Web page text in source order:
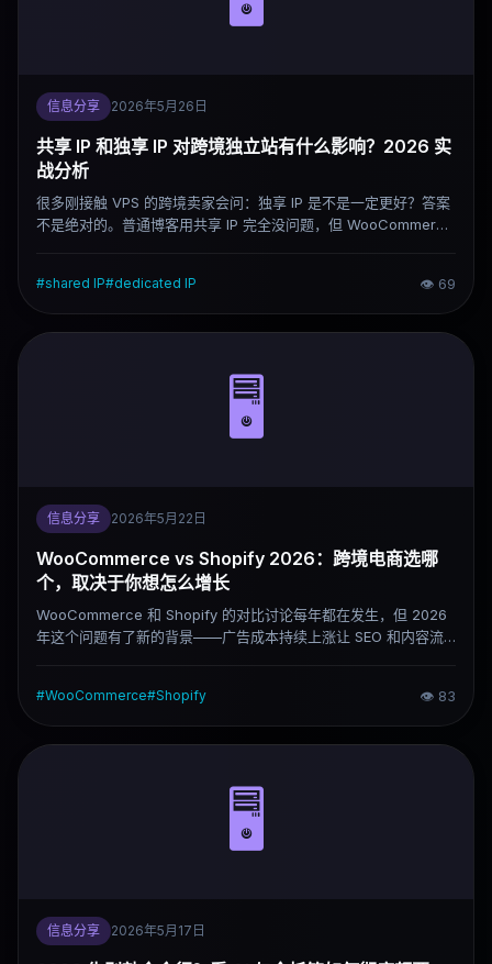
信息分享 2026年5月26日
共享 IP 和独享 IP 对跨境独立站有什么影响？2026 实
战分析
很多刚接触 VPS 的跨境卖家会问：独享 IP 是不是一定更好？答案
不是绝对的。普通博客用共享 IP 完全没问题，但 WooCommerce
#shared IP#dedicated IP 👁 69
🖥️
信息分享 2026年5月22日
WooCommerce vs Shopify 2026：跨境电商选哪
个，取决于你想怎么增长
WooCommerce 和 Shopify 的对比讨论每年都在发生，但 2026
年这个问题有了新的背景——广告成本持续上涨让 SEO 和内容流
路线各自适合什么人、什么阶段。
#WooCommerce#Shopify 👁 83
🖥️
信息分享 2026年5月17日